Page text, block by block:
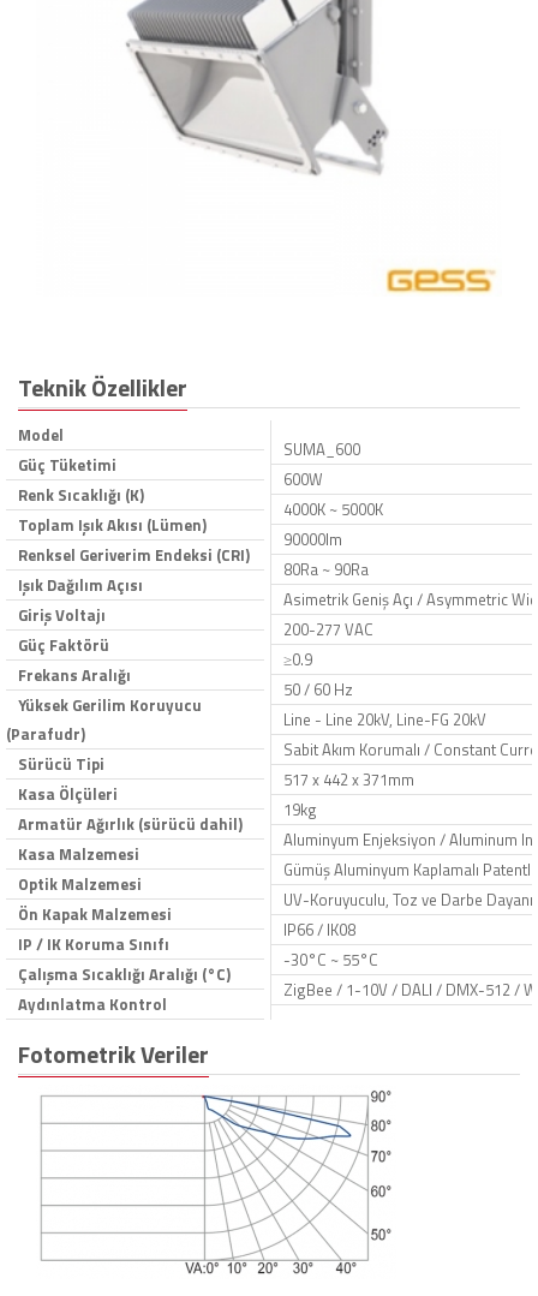
Teknik Özellikler
Model
Güç Tüketimi
Renk Sıcaklığı (K)
Toplam Işık Akısı (Lümen)
Renksel Geriverim Endeksi (CRI)
Işık Dağılım Açısı
Giriş Voltajı
Güç Faktörü
Frekans Aralığı
Yüksek Gerilim Koruyucu
(Parafudr)
Sürücü Tipi
Kasa Ölçüleri
Armatür Ağırlık (sürücü dahil)
Kasa Malzemesi
Optik Malzemesi
Ön Kapak Malzemesi
IP / IK Koruma Sınıfı
Çalışma Sıcaklığı Aralığı (°C)
Aydınlatma Kontrol
SUMA_600
600W
4000K ~ 5000K
90000lm
80Ra ~ 90Ra
Asimetrik Geniş Açı / Asymmetric
200-277 VAC
≥0.9
50 / 60 Hz
Line - Line 20kV, Line-FG 20kV
Sabit Akım Korumalı / Constant
517 x 442 x 371mm
19kg
Aluminyum Enjeksiyon / Aluminum
Gümüş Aluminyum Kaplamalı
UV-Koruyuculu, Toz ve Darbe
IP66 / IK08
-30°C ~ 55°C
ZigBee / 1-10V / DALI / DMX-512 /
Fotometrik Veriler